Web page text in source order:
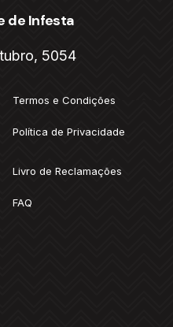
de Infesta
5054
Termos e Condições
Política de Privacidade
Livro de Reclamações
FAQ